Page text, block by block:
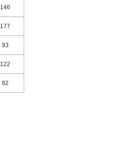
146
177
93
122
82